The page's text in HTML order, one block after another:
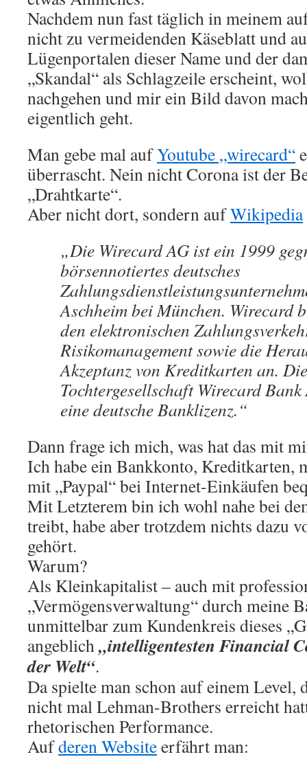
Nachdem nun fast täglich in meinem
nicht zu vermeidenden Käseblatt und
Lügenportalen dieser Name und der
„Skandal“ als Schlagzeile erscheint,
nachgehen und mir ein Bild davon
eigentlich geht.
Man gebe mal aufYoutube „wirecard“
überrascht. Nein nicht Corona ist der
„Drahtkarte“.
Aber nicht dort, sondern aufWikipedia
„Die Wirecard AG ist ein 1999
börsennotiertes deutsches
Aschheim bei München. Wirecard
den elektronischen
Risikomanagement sowie die
Akzeptanz von Kreditkarten an. Die
Tochtergesellschaft Wirecard
eine deutsche Banklizenz.“
Dann frage ich mich, was hat das mit
Ich habe ein Bankkonto, Kreditkarten,
mit „Paypal“ bei Internet-Einkäufen
Mit Letzterem bin ich wohl nahe bei
treibt, habe aber trotzdem nichts dazu
gehört.
Warum?
Als Kleinkapitalist – auch mit
„Vermögensverwaltung“ durch meine
unmittelbar zum Kundenkreis dieses
angeblich„intelligentesten Financial
der Welt“.
Da spielte man schon auf einem Level,
nicht mal Lehman-Brothers erreicht
rhetorischen Performance.
Aufderen Websiteerfährt man: